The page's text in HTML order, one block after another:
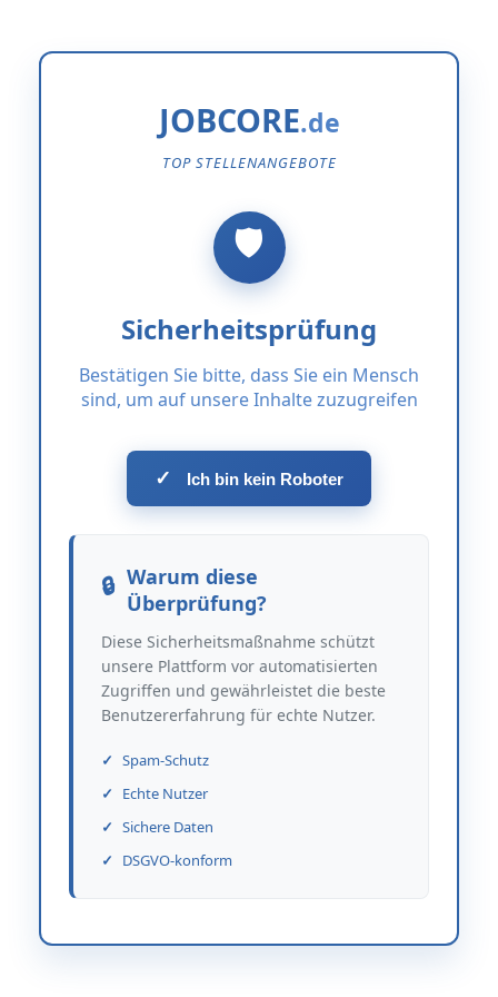
JOBCORE
TOP STELLENANGEBOTE
Sicherheitsprüfung
Bestätigen Sie bitte, dass Sie ein Mensch
sind, um auf unsere Inhalte zuzugreifen
✓ Ich bin kein Roboter
Warum diese
Überprüfung?
Diese Sicherheitsmaßnahme schützt
unsere Plattform vor automatisierten
Zugriffen und gewährleistet die beste
Benutzererfahrung für echte Nutzer.
Spam-Schutz
Echte Nutzer
Sichere Daten
DSGVO-konform